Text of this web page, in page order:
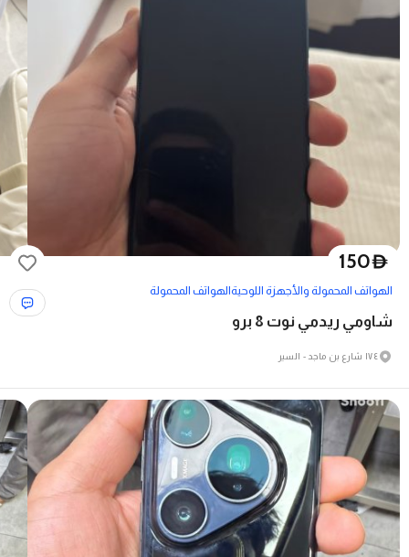
D
150
الهواتف المحمولة والأجهزة اللوحيةالهواتف المحمولة
شاومي ريدمي نوت 8 برو
١٧٤ شارع بن ماجد - السير